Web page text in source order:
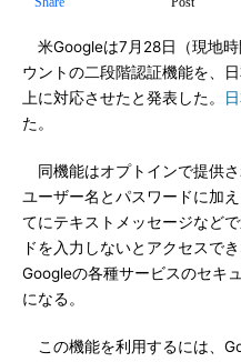
米Googleは7月28日（現地
ウントの二段階認証機能を、
上に対応させたと発表した。
た。
同機能はオプトインで提供
ユーザー名とパスワードに加
てにテキストメッセージなど
ドを入力しないとアクセスで
Googleの各種サービスのセキ
になる。
この機能を利用するには、